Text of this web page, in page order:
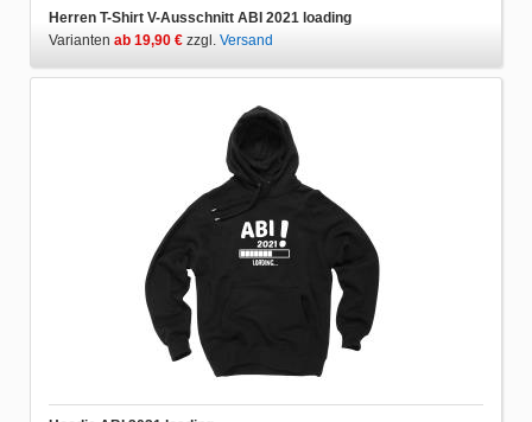
Herren T-Shirt V-Ausschnitt ABI 2021 loading
Varianten ab 19,90 € zzgl. Versand